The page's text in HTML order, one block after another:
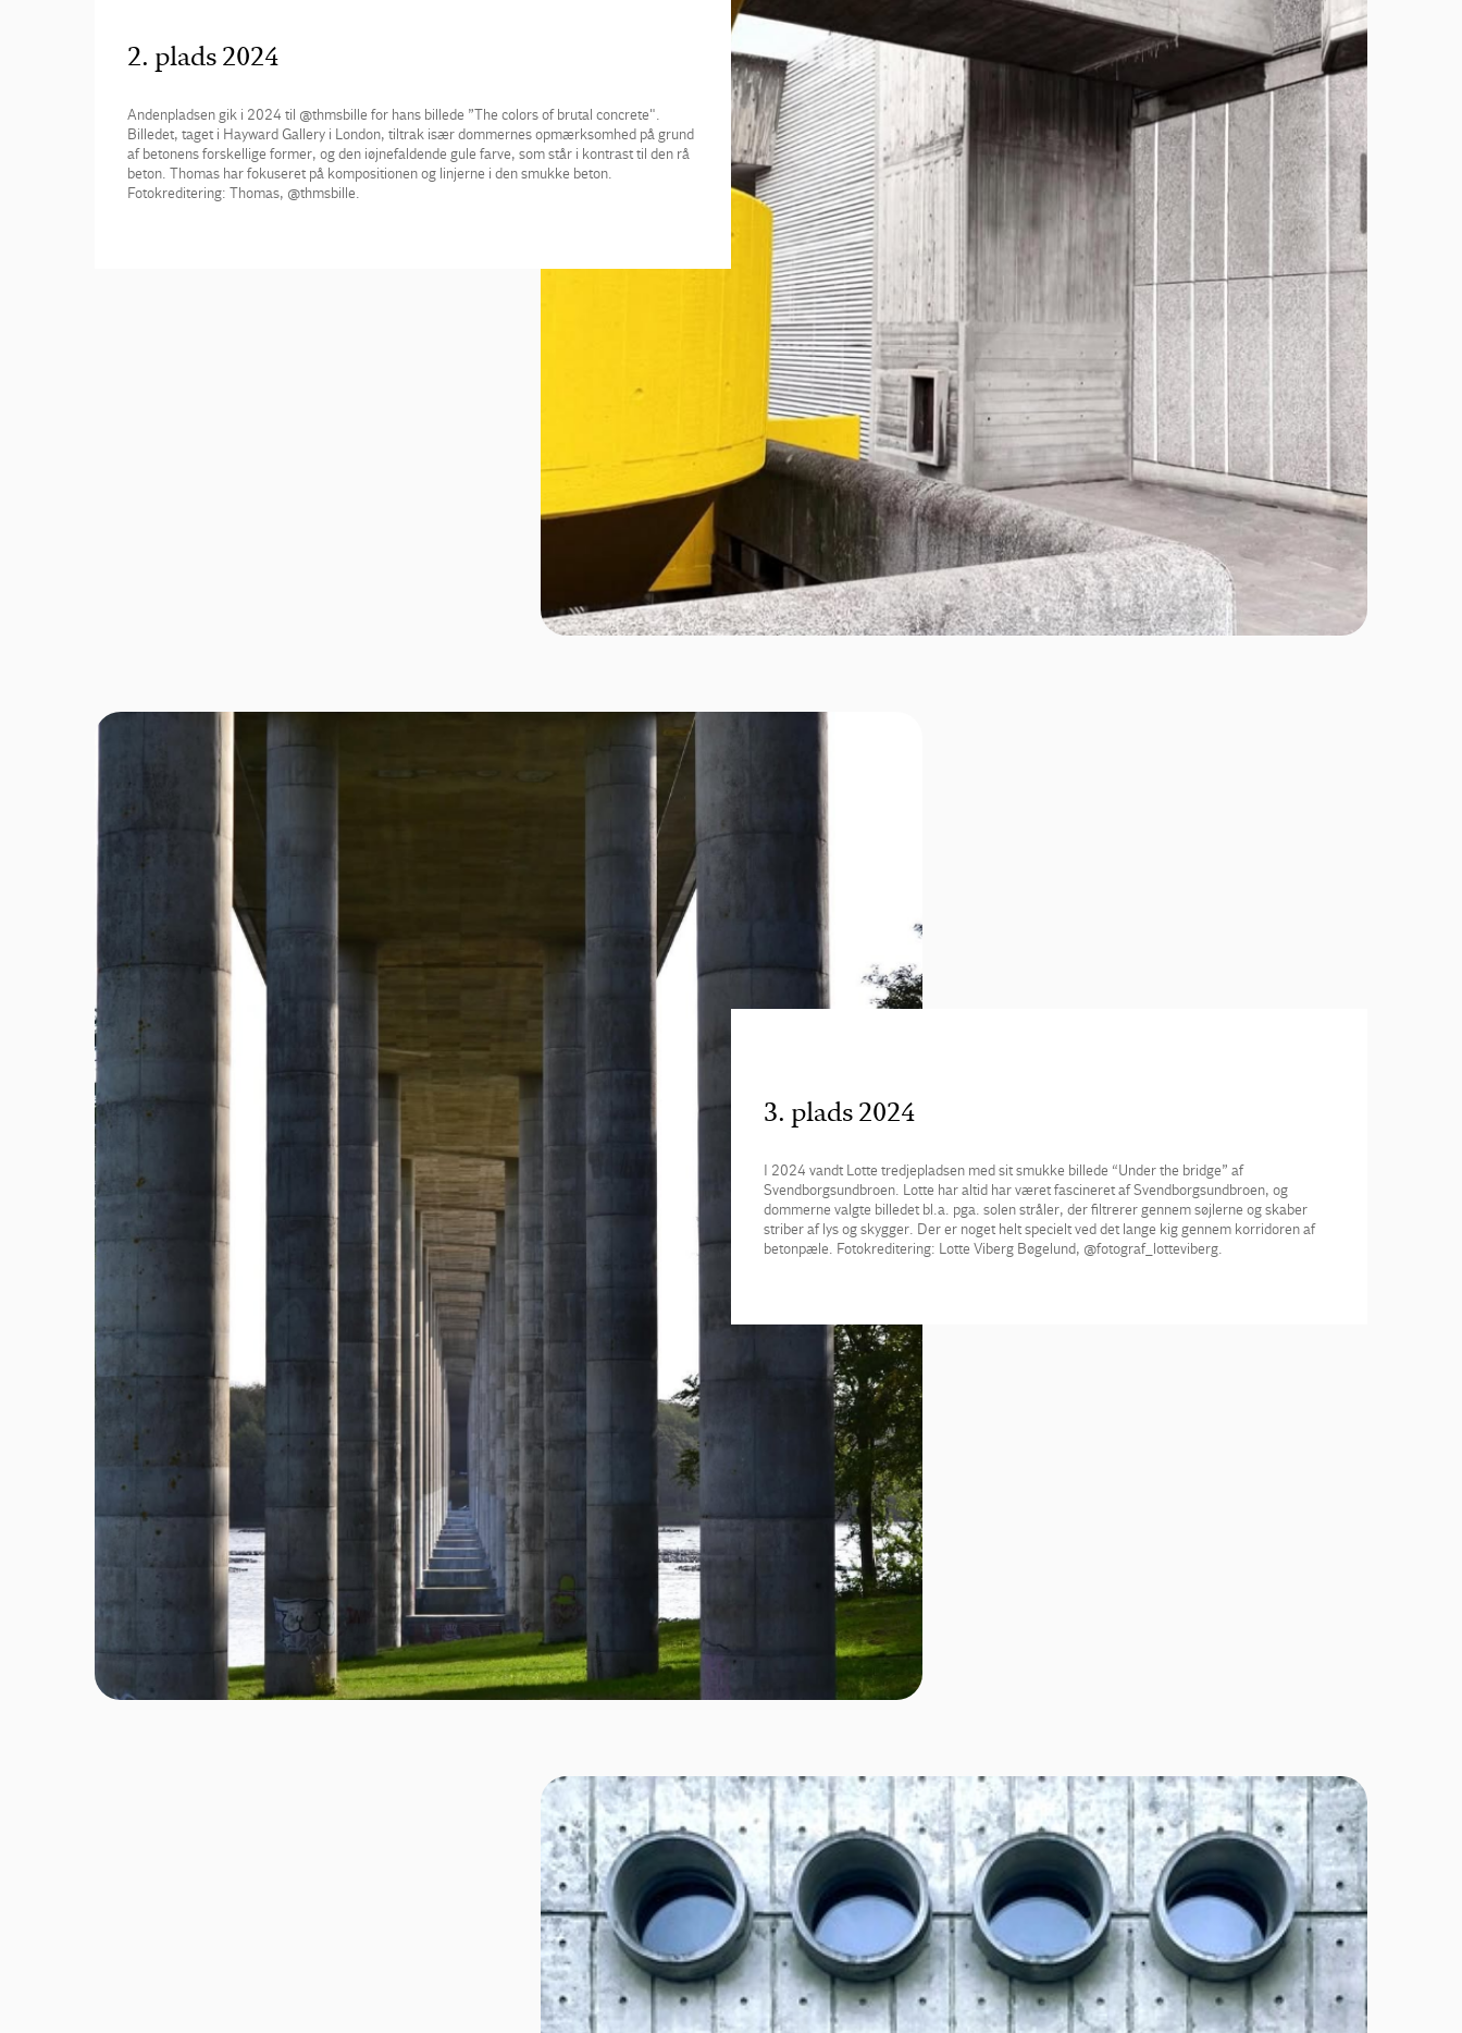
2. plads 2024
Andenpladsen gik i 2024 til @thmsbille for hans billede ”The colors of brutal concrete".
Billedet, taget i Hayward Gallery i London, tiltrak især dommernes opmærksomhed på grund
af betonens forskellige former, og den iøjnefaldende gule farve, som står i kontrast til den rå
beton. Thomas har fokuseret på kompositionen og linjerne i den smukke beton.
Fotokreditering: Thomas, @thmsbille.
3. plads 2024
I 2024 vandt Lotte tredjepladsen med sit smukke billede “Under the bridge” af
Svendborgsundbroen. Lotte har altid har været fascineret af Svendborgsundbroen, og
dommerne valgte billedet bl.a. pga. solen stråler, der filtrerer gennem søjlerne og skaber
striber af lys og skygger. Der er noget helt specielt ved det lange kig gennem korridoren af
betonpæle. Fotokreditering: Lotte Viberg Bøgelund, @fotograf_lotteviberg.